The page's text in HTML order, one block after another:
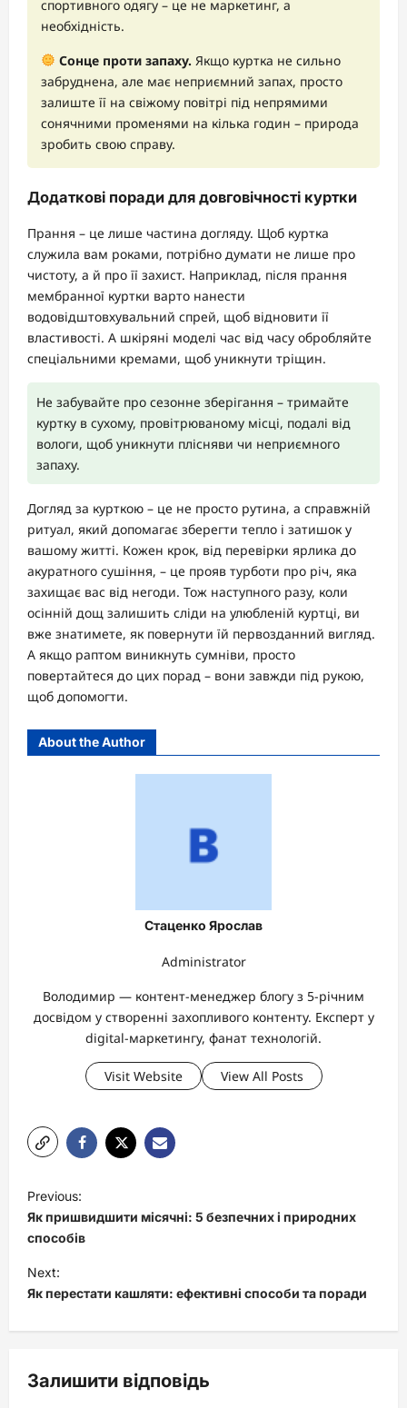
спортивного одягу – це не маркетинг, а
необхідність.
Сонце проти запаху. Якщо куртка не сильно
забруднена, але має неприємний запах, просто
залиште її на свіжому повітрі під непрямими
сонячними променями на кілька годин – природа
зробить свою справу.
Додаткові поради для довговічності куртки
Прання – це лише частина догляду. Щоб куртка
служила вам роками, потрібно думати не лише про
чистоту, а й про її захист. Наприклад, після прання
мембранної куртки варто нанести
водовідштовхувальний спрей, щоб відновити її
властивості. А шкіряні моделі час від часу обробляйте
спеціальними кремами, щоб уникнути тріщин.
Не забувайте про сезонне зберігання – тримайте
куртку в сухому, провітрюваному місці, подалі від
вологи, щоб уникнути плісняви чи неприємного
запаху.
Догляд за курткою – це не просто рутина, а справжній
ритуал, який допомагає зберегти тепло і затишок у
вашому житті. Кожен крок, від перевірки ярлика до
акуратного сушіння, – це прояв турботи про річ, яка
захищає вас від негоди. Тож наступного разу, коли
осінній дощ залишить сліди на улюбленій куртці, ви
вже знатимете, як повернути їй первозданний вигляд.
А якщо раптом виникнуть сумніви, просто
повертайтеся до цих порад – вони завжди під рукою,
щоб допомогти.
About the Author
Стаценко Ярослав
Administrator
Володимир — контент-менеджер блогу з 5-річним
досвідом у створенні захопливого контенту. Експерт у
digital-маркетингу, фанат технологій.
Visit Website View All Posts
P
o
s
t
n
a
i
Previous:
Як пришвидшити місячні: 5 безпечних і природних
способів
Next:
Як перестати кашляти: ефективні способи та поради
Залишити відповідь